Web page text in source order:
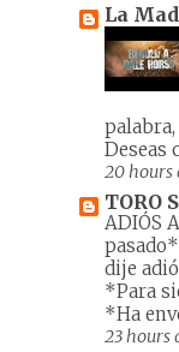
La
Deseas
20 hours
TORO
ADIÓS
dije
*Para
*Ha
23 hours